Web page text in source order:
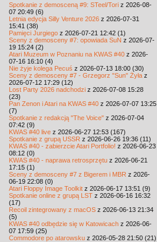
Spotkanie z demosceną #9: STeel/Tori z 2026-08-
07 20:49 (6)
Letnia edycja Silly Venture 2026 z 2026-07-31
15:41 (38)
Pamięci Jurgiego z 2026-07-21 12:42 (1)
Sceny z demosceny #7: opowiada SuN z 2026-07-
19 15:24 (2)
Atari Muzeum w Poznaniu na KWAS #40 z 2026-
07-16 16:10 (4)
Nie żyje kolega Pecuś z 2026-07-13 18:00 (30)
Sceny z demosceny #7 - Grzegorz "Sun" Żyła z
2026-07-12 17:29 (12)
Lost Party 2026 nadchodzi z 2026-07-08 15:28
(23)
Pan Zenon i Atari na KWAS #40 z 2026-07-07 13:25
(7)
Spotkanie z redakcją "The Voice" z 2026-07-04
07:42 (9)
KWAS #40 live z 2026-06-27 12:53 (167)
Spotkanie z grupą USSR z 2026-06-26 19:36 (11)
KWAS #40 - zabierzcie Atari Portfolio! z 2026-06-23
08:12 (0)
KWAS #40 - naprawa retrosprzętu z 2026-06-21
17:15 (1)
Sceny z demosceny #7 z Bigerem i MBR z 2026-
06-19 22:08 (0)
Atari Floppy Image Toolkit z 2026-06-17 13:51 (9)
Spotkanie online z grupą LST z 2026-06-16 16:32
(17)
Recoil zintegrowany z macOS z 2026-06-13 21:34
(5)
KWAS #40 odbędzie się w Katowicach z 2026-06-
07 17:59 (25)
Commodore po atarowsku z 2026-05-28 21:50 (21)